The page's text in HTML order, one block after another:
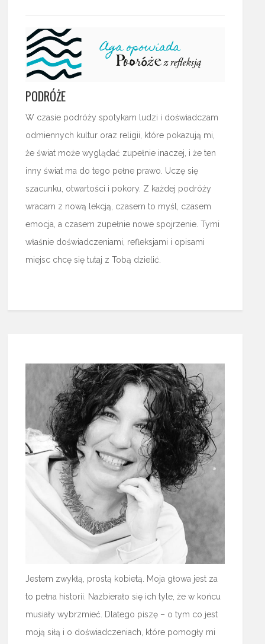
PODRÓŻE
W czasie podróży spotykam ludzi i doświadczam
odmiennych kultur oraz religii, które pokazują mi,
że świat może wyglądać zupełnie inaczej, i że ten
inny świat ma do tego pełne prawo. Uczę się
szacunku, otwartości i pokory. Z każdej podróży
wracam z nową lekcją, czasem to myśl, czasem
emocja, a czasem zupełnie nowe spojrzenie. Tymi
właśnie doświadczeniami, refleksjami i opisami
miejsc chcę się tutaj z Tobą dzielić.
Jestem zwykłą, prostą kobietą. Moja głowa jest za
to pełna historii. Nazbierało się ich tyle, że w końcu
musiały wybrzmieć. Dlatego piszę – o tym co jest
moją siłą i o doświadczeniach, które pomogły mi